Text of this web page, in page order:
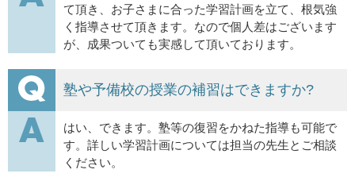
て頂き、お子さまに合った学習計画を立て、根気強
く指導させて頂きます。なので個人差はございます
が、成果ついても実感して頂いております。
塾や予備校の授業の補習はできますか?
はい、できます。塾等の復習をかねた指導も可能で
す。詳しい学習計画については担当の先生とご相談
ください。